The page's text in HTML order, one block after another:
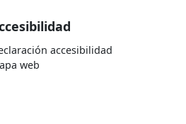
accesibilidad
web